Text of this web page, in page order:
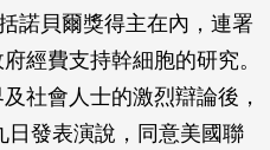
諾貝爾獎得主在內，連署
經費支持幹細胞的研究。
社會人士的激烈辯論後，
發表演說，同意美國聯